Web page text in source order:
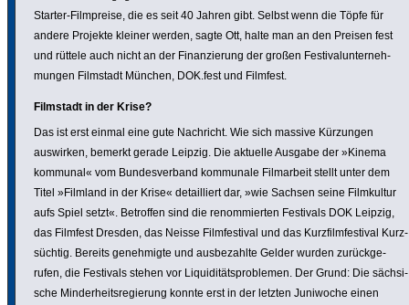
Starter-Film­preise, die es seit 40 Jahren gibt. Selbst wenn die Töpfe für
andere Projekte kleiner werden, sagte Ott, halte man an den Preisen fest
und rüttele auch nicht an der Finan­zie­rung der großen Festi­val­un­ter­neh­
mungen Filmstadt München, DOK.fest und Filmfest.
Filmstadt in der Krise?
Das ist erst einmal eine gute Nachricht. Wie sich massive Kürzungen
auswirken, bemerkt gerade Leipzig. Die aktuelle Ausgabe der »Kinema
kommunal« vom Bundes­ver­band kommunale Film­ar­beit stellt unter dem
Titel »Filmland in der Krise« detail­liert dar, »wie Sachsen seine Film­kultur
aufs Spiel setzt«. Betroffen sind die renom­mierten Festivals DOK Leipzig,
das Filmfest Dresden, das Neisse Film­fes­tival und das Kurz­film­fes­tival Kurz­
süchtig. Bereits geneh­migte und ausbe­zahlte Gelder wurden zurück­ge­
rufen, die Festivals stehen vor Liqui­di­täts­pro­blemen. Der Grund: Die säch­si­
sche Minder­heits­re­gie­rung konnte erst in der letzten Juniwoche einen